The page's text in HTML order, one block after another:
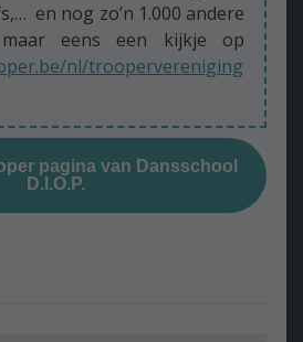
en nog zo’n 1.000 andere
eens een kijkje op
nl/troopervereniging
pagina van Dansschool
D.I.O.P.